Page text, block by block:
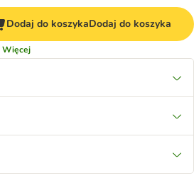
Dodaj do koszykaDodaj do koszyka
Więcej